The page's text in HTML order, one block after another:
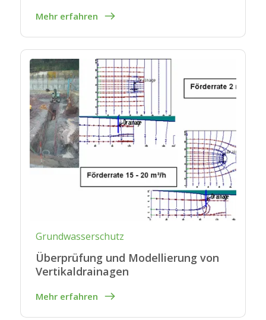
Mehr erfahren
Grundwasserschutz
Überprüfung und Modellierung von
Vertikaldrainagen
Mehr erfahren